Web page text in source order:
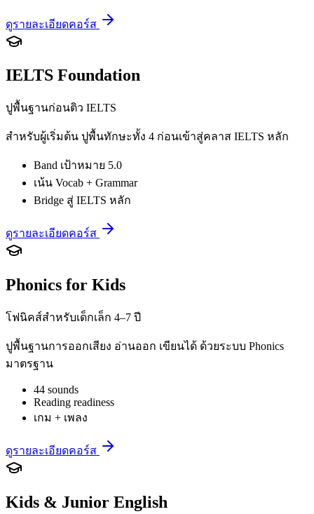
ดูรายละเอียดคอร์ส
IELTS Foundation
ปูพื้นฐานก่อนติว IELTS
สำหรับผู้เริ่มต้น ปูพื้นทักษะทั้ง 4 ก่อนเข้าสู่คลาส IELTS หลัก
Band เป้าหมาย 5.0
เน้น Vocab + Grammar
Bridge สู่ IELTS หลัก
ดูรายละเอียดคอร์ส
Phonics for Kids
โฟนิคส์สำหรับเด็กเล็ก 4–7 ปี
ปูพื้นฐานการออกเสียง อ่านออก เขียนได้ ด้วยระบบ Phonics
มาตรฐาน
44 sounds
Reading readiness
เกม + เพลง
ดูรายละเอียดคอร์ส
Kids & Junior English